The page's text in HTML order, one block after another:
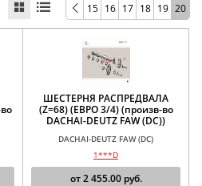
15 16 17 18 19 20
ШЕСТЕРНЯ РАСПРЕДВАЛА
(Z=68) (ЕВРО 3/4) (произв-во
DACHAI-DEUTZ FAW (DC))
DACHAI-DEUTZ FAW (DC)
1***D
от2 455.00руб.